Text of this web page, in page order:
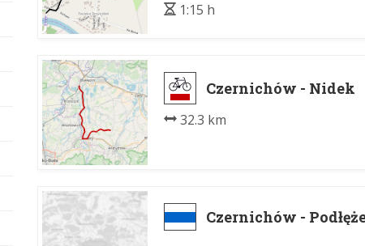
1:15 h
Czernichów - Nidek
32.3 km
Czernichów -